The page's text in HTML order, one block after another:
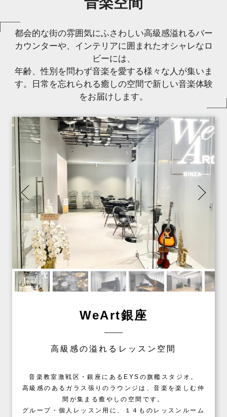
都会的な街の雰囲気にふさわしい高級感溢れるバー
カウンターや、インテリアに囲まれたオシャレなロ
ビーには、
年齢、性別を問わず音楽を愛する様々な人が集いま
す。日常を忘れられる癒しの空間で新しい音楽体験
をお届けします。
WeArt銀座
高級感の溢れるレッスン空間
音楽教室激戦区・銀座にあるEYSの旗艦スタジオ。
高級感のあるガラス張りのラウンジは、音楽を楽しむ仲
間が集まる癒やしの空間です。
グループ・個人レッスン用に、１４ものレッスンルーム